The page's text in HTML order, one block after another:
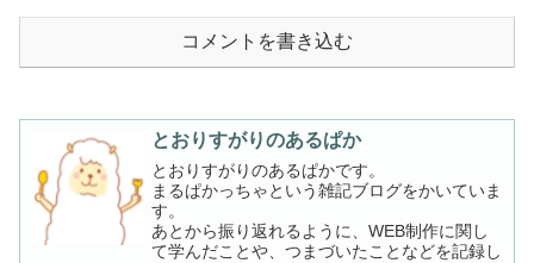
コメントを書き込む
とおりすがりのあるぱか
とおりすがりのあるぱかです。
まるぱかっちゃという雑記ブログをかいていま
す。
あとから振り返れるように、WEB制作に関し
て学んだことや、つまづいたことなどを記録し